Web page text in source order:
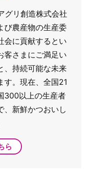
グリ創造株式会社
び農産物の生産委
会に貢献するとい
客さまにご満足い
、持続可能な未来
す。現在、全国21
300以上の生産者
、新鮮かつおいし
ら